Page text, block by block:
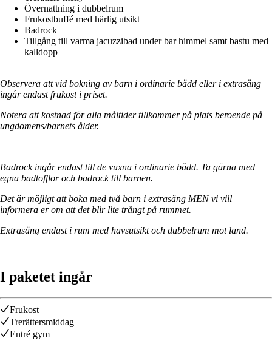
Övernattning i dubbelrum
Frukostbuffé med härlig utsikt
Badrock
Tillgång till varma jacuzzibad under bar himmel samt bastu med
kalldopp
Observera att vid bokning av barn i ordinarie bädd eller i extrasäng
ingår endast frukost i priset.
Notera att kostnad för alla måltider tillkommer på plats beroende på
ungdomens/barnets ålder.
Badrock ingår endast till de vuxna i ordinarie bädd. Ta gärna med
egna badtofflor och badrock till barnen.
Det är möjligt att boka med två barn i extrasäng MEN vi vill
informera er om att det blir lite trångt på rummet.
Extrasäng endast i rum med havsutsikt och dubbelrum mot land.
I paketet ingår
Frukost
Trerättersmiddag
Entré gym